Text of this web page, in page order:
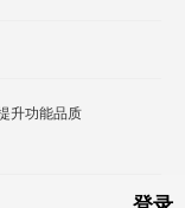
升功能品质